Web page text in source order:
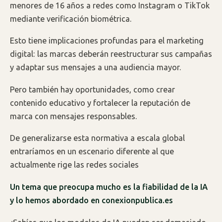
menores de 16 años a redes como Instagram o TikTok
mediante verificación biométrica.
Esto tiene implicaciones profundas para el marketing
digital: las marcas deberán reestructurar sus campañas
y adaptar sus mensajes a una audiencia mayor.
Pero también hay oportunidades, como crear
contenido educativo y fortalecer la reputación de
marca con mensajes responsables.
De generalizarse esta normativa a escala global
entraríamos en un escenario diferente al que
actualmente rige las redes sociales
Un tema que preocupa mucho es la fiabilidad de la IA
y lo hemos abordado en conexionpublica.es